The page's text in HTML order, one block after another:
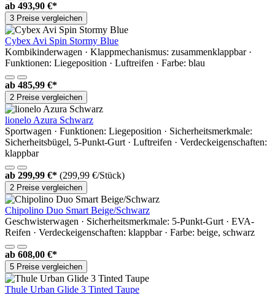
ab 493,90 €*
3 Preise vergleichen
Cybex Avi Spin Stormy Blue
Kombikinderwagen · Klappmechanismus: zusammenklappbar ·
Funktionen: Liegeposition · Luftreifen · Farbe: blau
ab 485,99 €*
2 Preise vergleichen
lionelo Azura Schwarz
Sportwagen · Funktionen: Liegeposition · Sicherheitsmerkmale:
Sicherheitsbügel, 5-Punkt-Gurt · Luftreifen · Verdeckeigenschaften:
klappbar
ab 299,99 €* (299,99 €/Stück)
2 Preise vergleichen
Chipolino Duo Smart Beige/Schwarz
Geschwisterwagen · Sicherheitsmerkmale: 5-Punkt-Gurt · EVA-
Reifen · Verdeckeigenschaften: klappbar · Farbe: beige, schwarz
ab 608,00 €*
5 Preise vergleichen
Thule Urban Glide 3 Tinted Taupe